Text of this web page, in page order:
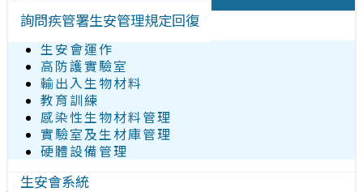
詢問疾管署生安管理規定回復
生安會運作
高防護實驗室
輸出入生物材料
教育訓練
感染性生物材料管理
實驗室及生材庫管理
硬體設備管理
生安會系統